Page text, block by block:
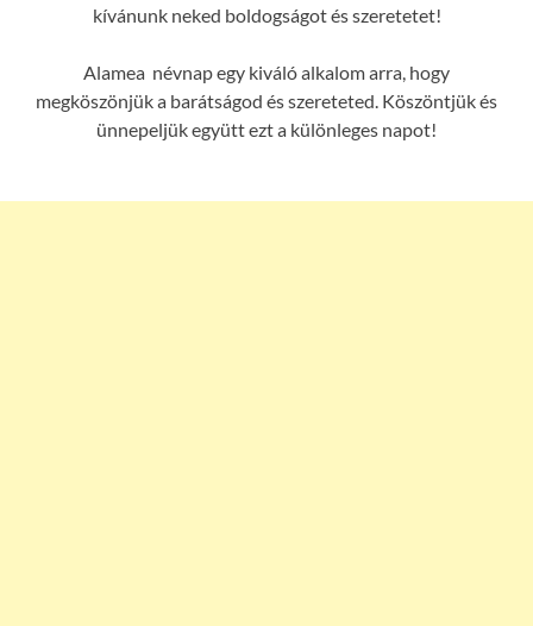
kívánunk neked boldogságot és szeretetet!
Alamea névnap egy kiváló alkalom arra, hogy
megköszönjük a barátságod és szereteted. Köszöntjük és
ünnepeljük együtt ezt a különleges napot!